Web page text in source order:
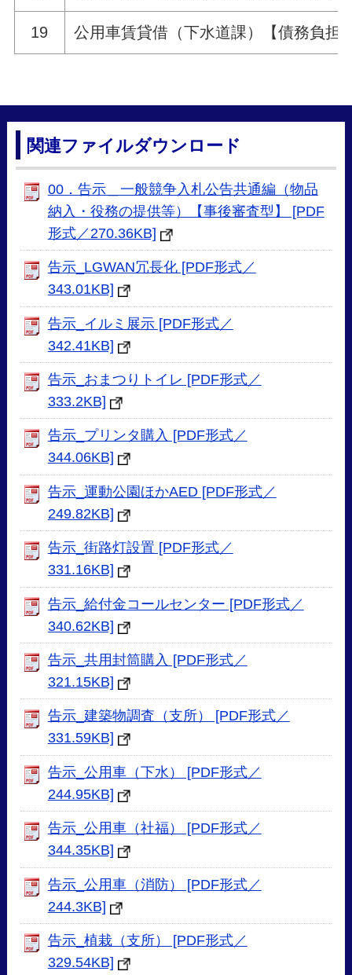
19 公用車賃貸借（下水道課）【債務負担
関連ファイルダウンロード
00．告示＿一般競争入札公告共通編（物品
納入・役務の提供等）【事後審査型】 [PDF
形式／270.36KB]
告示_LGWAN冗長化 [PDF形式／
343.01KB]
告示_イルミ展示 [PDF形式／
342.41KB]
告示_おまつりトイレ [PDF形式／
333.2KB]
告示_プリンタ購入 [PDF形式／
344.06KB]
告示_運動公園ほかAED [PDF形式／
249.82KB]
告示_街路灯設置 [PDF形式／
331.16KB]
告示_給付金コールセンター [PDF形式／
340.62KB]
告示_共用封筒購入 [PDF形式／
321.15KB]
告示_建築物調査（支所） [PDF形式／
331.59KB]
告示_公用車（下水） [PDF形式／
244.95KB]
告示_公用車（社福） [PDF形式／
344.35KB]
告示_公用車（消防） [PDF形式／
244.3KB]
告示_植栽（支所） [PDF形式／
329.54KB]